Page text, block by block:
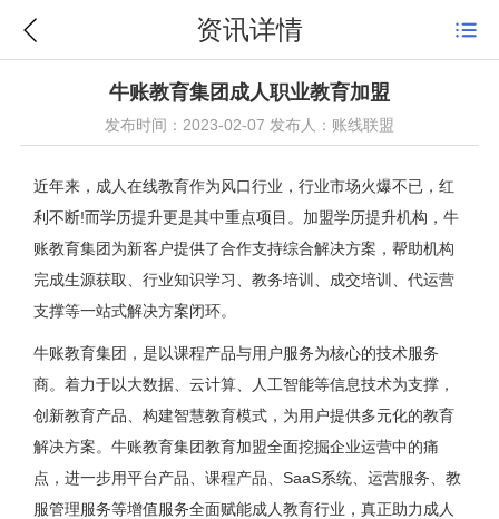
资讯详情
牛账教育集团成人职业教育加盟
发布时间：2023-02-07 发布人：账线联盟
近年来，成人在线教育作为风口行业，行业市场火爆不已，红
利不断!而学历提升更是其中重点项目。加盟学历提升机构，牛
账教育集团为新客户提供了合作支持综合解决方案，帮助机构
完成生源获取、行业知识学习、教务培训、成交培训、代运营
支撑等一站式解决方案闭环。
牛账教育集团，是以课程产品与用户服务为核心的技术服务
商。着力于以大数据、云计算、人工智能等信息技术为支撑，
创新教育产品、构建智慧教育模式，为用户提供多元化的教育
解决方案。牛账教育集团教育加盟全面挖掘企业运营中的痛
点，进一步用平台产品、课程产品、SaaS系统、运营服务、教
服管理服务等增值服务全面赋能成人教育行业，真正助力成人